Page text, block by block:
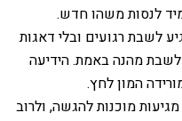
לנסות משהו חדש.
לשבת רגועים ובלי דאגות
לשבת מהנה באמת. הידיעה
המון לחץ.
מוכנות להגשה, ולרוב